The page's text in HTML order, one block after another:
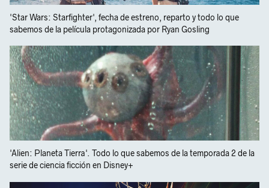
'Star Wars: Starfighter', fecha de estreno, reparto y todo lo que
sabemos de la película protagonizada por Ryan Gosling
'Alien: Planeta Tierra'. Todo lo que sabemos de la temporada 2 de la
serie de ciencia ficción en Disney+